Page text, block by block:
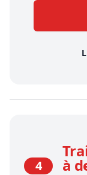
4 à